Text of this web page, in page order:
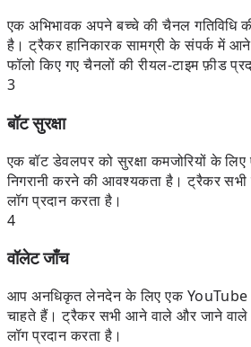
एक अभिभावक अपने बच्चे की चैनल गतिविधि
है। ट्रैकर हानिकारक सामग्री के संपर्क में
फॉलो किए गए चैनलों की रीयल-टाइम फ़ीड
3
बॉट सुरक्षा
एक बॉट डेवलपर को सुरक्षा कमजोरियों के
निगरानी करने की आवश्यकता है। ट्रैकर सभी
लॉग प्रदान करता है।
4
वॉलेट जाँच
आप अनधिकृत लेनदेन के लिए एक YouTube
चाहते हैं। ट्रैकर सभी आने वाले और जाने वाले
लॉग प्रदान करता है।